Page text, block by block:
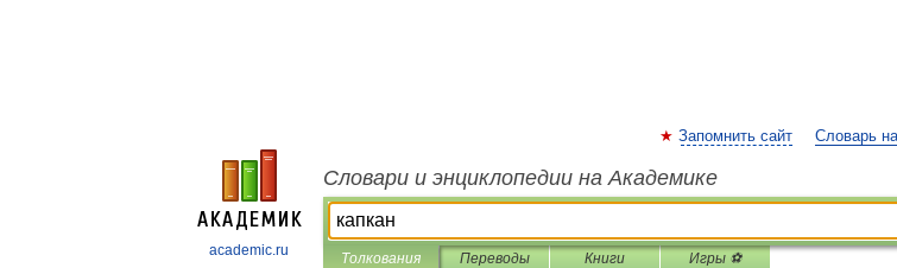
academic.ru
Запомнить сайт Словарь
Словари и энциклопедии на Академике
Толкования Переводы Книги Игры ⚽